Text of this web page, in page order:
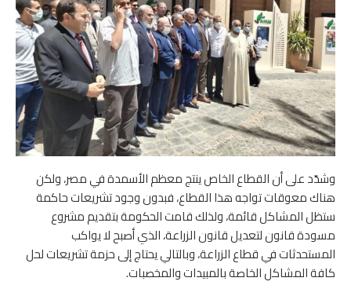
وشدّد على أن القطاع الخاص ينتج معظم الأسمدة في مصر، ولكن
هناك معوقات تواجه هذا القطاع، فبدون وجود تشريعات حاكمة
ستظل المشاكل قائمة، ولذلك قامت الحكومة بتقديم مشروع
مسودة قانون لتعديل قانون الزراعة، الذي أصبح لا يواكب
المستحدثات في قطاع الزراعة، وبالتالي يحتاج إلى حزمة تشريعات لحل
كافة المشاكل الخاصة بالمبيدات والمخصبات.